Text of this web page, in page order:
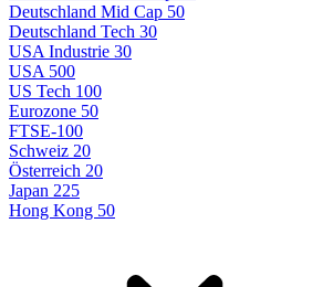
Deutschland Mid Cap 50
Deutschland Tech 30
USA Industrie 30
USA 500
US Tech 100
Eurozone 50
FTSE-100
Schweiz 20
Österreich 20
Japan 225
Hong Kong 50